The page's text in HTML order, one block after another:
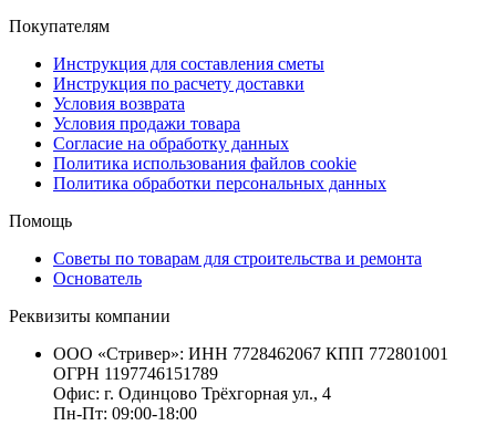
Покупателям
Инструкция для составления сметы
Инструкция по расчету доставки
Условия возврата
Условия продажи товара
Согласие на обработку данных
Политика использования файлов cookie
Политика обработки персональных данных
Помощь
Советы по товарам для строительства и ремонта
Основатель
Реквизиты компании
ООО «Стривер»: ИНН 7728462067 КПП 772801001
ОГРН 1197746151789
Офис: г. Одинцово Трёхгорная ул., 4
Пн-Пт: 09:00-18:00